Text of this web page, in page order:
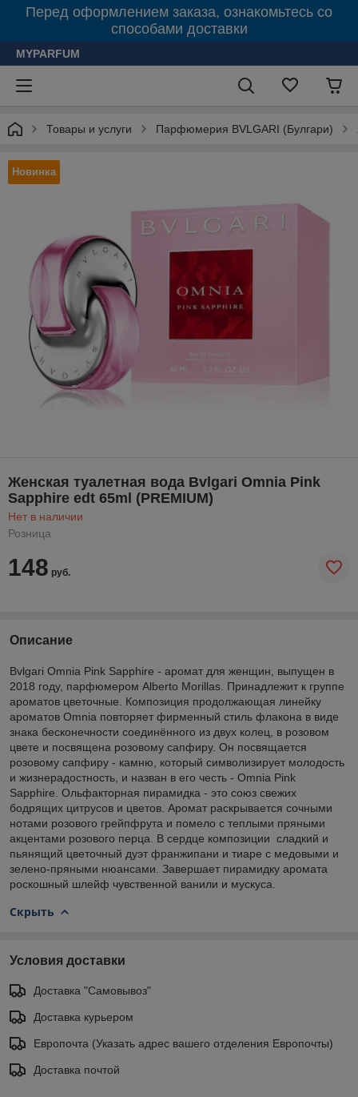
Перед оформлением заказа, ознакомьтесь со
способами доставки
MYPARFUM
Товары и услуги Парфюмерия BVLGARI (Булгари)
Новинка
Женская туалетная вода Bvlgari Omnia Pink
Sapphire edt 65ml (PREMIUM)
Нет в наличии
Розница
148 руб.
Описание
Bvlgari Omnia Pink Sapphire - аромат для женщин, выпущен в
2018 году, парфюмером Alberto Morillas. Принадлежит к группе
ароматов цветочные. Композиция продолжающая линейку
ароматов Omnia повторяет фирменный стиль флакона в виде
знака бесконечности соединённого из двух колец, в розовом
цвете и посвящена розовому сапфиру. Он посвящается
розовому сапфиру - камню, который символизирует молодость
и жизнерадостность, и назван в его честь - Omnia Pink
Sapphire. Ольфакторная пирамидка - это союз свежих
бодрящих цитрусов и цветов. Аромат раскрывается сочными
нотами розового грейпфрута и помело с теплыми пряными
акцентами розового перца. В сердце композиции сладкий и
пьянящий цветочный дуэт франжипани и тиаре с медовыми и
зелено-пряными нюансами. Завершает пирамидку аромата
роскошный шлейф чувственной ванили и мускуса.
Скрыть
Условия доставки
Доставка "Самовывоз"
Доставка курьером
Европочта (Указать адрес вашего отделения Европочты)
Доставка почтой